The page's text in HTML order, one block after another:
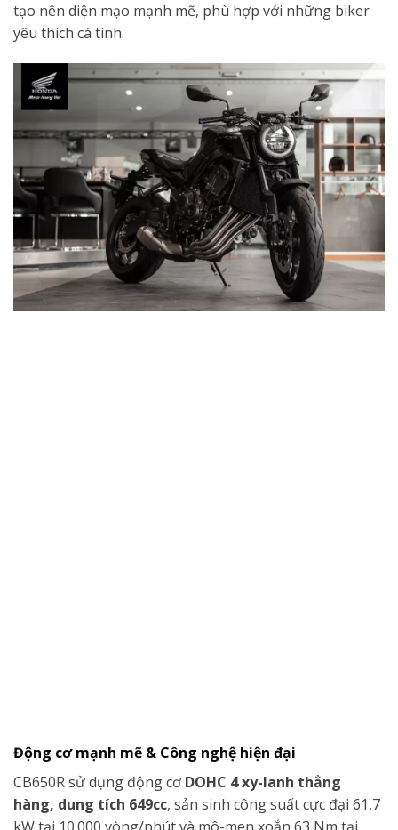
tạo nên diện mạo mạnh mẽ, phù hợp với những biker
yêu thích cá tính.
Động cơ mạnh mẽ & Công nghệ hiện đại
CB650R sử dụng động cơ DOHC 4 xy-lanh thẳng
hàng, dung tích 649cc, sản sinh công suất cực đại 61,7